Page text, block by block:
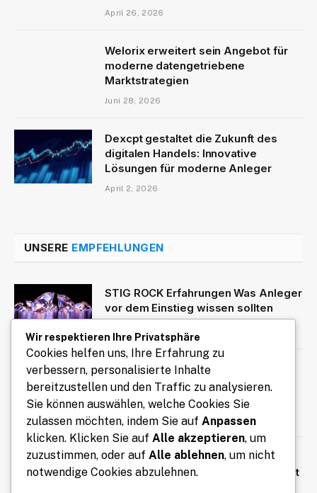
April 26, 2026
Welorix erweitert sein Angebot für
moderne datengetriebene
Marktstrategien
Juni 28, 2026
Dexcpt gestaltet die Zukunft des
digitalen Handels: Innovative
Lösungen für moderne Anleger
April 2, 2026
UNSERE EMPFEHLUNGEN
STIG ROCK Erfahrungen Was Anleger
vor dem Einstieg wissen sollten
Zeit zwischen zwei Zeitpunkten
online berechnen mit kostenlosem
Zeitrechner
August 3, 2026
Aktuelle Nachrichten zu Politik
Wirtschaft und Technologie kompakt
Wir respektieren Ihre Privatsphäre
Cookies helfen uns, Ihre Erfahrung zu
verbessern, personalisierte Inhalte
bereitzustellen und den Traffic zu analysieren.
Sie können auswählen, welche Cookies Sie
zulassen möchten, indem Sie auf Anpassen
klicken. Klicken Sie auf Alle akzeptieren, um
zuzustimmen, oder auf Alle ablehnen, um nicht
notwendige Cookies abzulehnen.